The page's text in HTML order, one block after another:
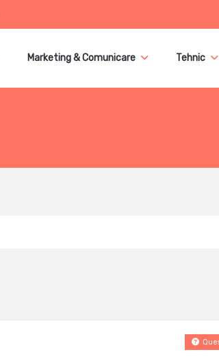
Marketing & Comunicare Tehnic